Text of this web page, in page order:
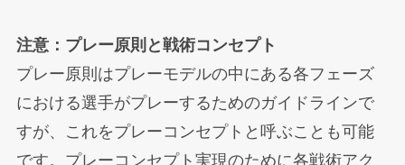
注意：プレー原則と戦術コンセプト
プレー原則はプレーモデルの中にある各フェーズ
における選手がプレーするためのガイドラインで
すが、これをプレーコンセプトと呼ぶことも可能
です。プレーコンセプト実現のために各戦術アク